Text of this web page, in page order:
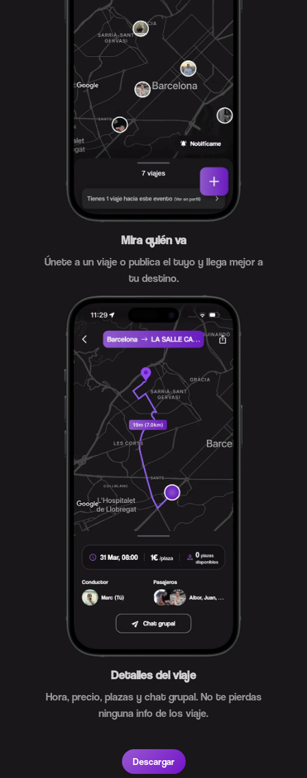
Mira quién va
Únete a un viaje o publica el tuyo y llega mejor a
tu destino.
Detalles del viaje
Hora, precio, plazas y chat grupal. No te pierdas
ninguna info de los viaje.
Descargar